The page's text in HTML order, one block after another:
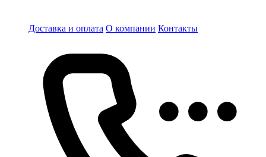
Доставка и оплата О компании Контакты